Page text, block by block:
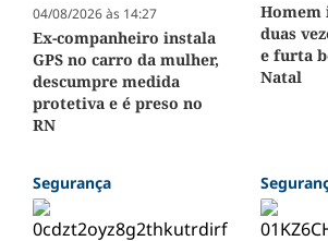
04/08/2026 às 14:27
Ex-companheiro instala
GPS no carro da mulher,
descumpre medida
protetiva e é preso no
RN
Homem
duas
e furta
Natal
Segurança